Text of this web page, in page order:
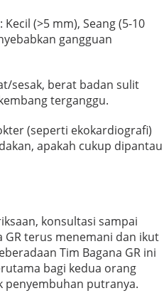
(>5 mm), Seang (5-10
gangguan
sesak, berat badan sulit
terganggu.
(seperti ekokardiografi)
apakah cukup dipantau
konsultasi sampai
GR terus menemani dan ikut
Tim Bagana GR ini
bagi kedua orang
penyembuhan putranya.